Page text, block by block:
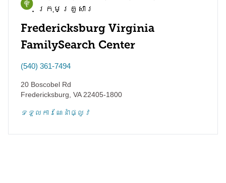
ក្រុមគ្រួសារ
Fredericksburg Virginia
FamilySearch Center
(540) 361-7494
20 Boscobel Rd
Fredericksburg VA22405-1800
ទទួល​ការណែនាំ​ផ្លូវ